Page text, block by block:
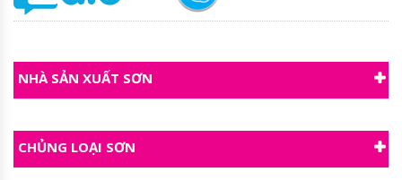
NHÀ SẢN XUẤT SƠN
CHỦNG LOẠI SƠN